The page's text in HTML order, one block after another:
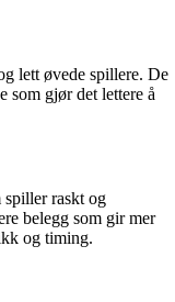
lett øvede spillere. De
som gjør det lettere å
spiller raskt og
belegg som gir mer
og timing.